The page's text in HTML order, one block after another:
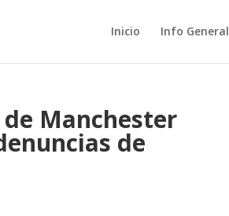
Inicio Info General
Manchester
de